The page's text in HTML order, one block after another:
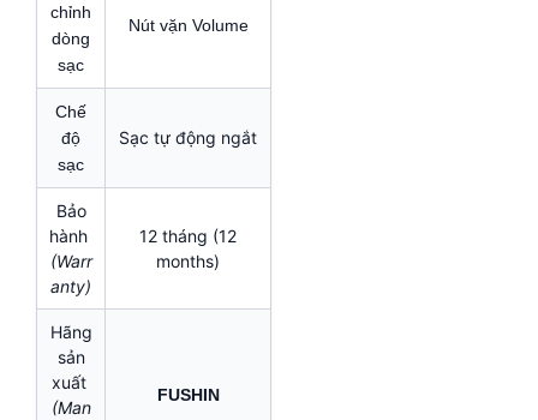
chỉnh
dòng
sạc
Nút vặn Volume
Chế
độ
sạc
Sạc tự động ngắt
Bảo
hành
(Warr
anty)
12 tháng (12
months)
Hãng
sản
xuất
(Man
FUSHIN